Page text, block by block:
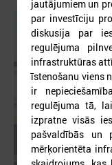
jautājumiem un
par investīciju
diskusija par
regulējuma
infrastruktūras
īstenošanu viens
ir
regulējuma tā,
izpratne visās
pašvaldībās
mērķorientēta